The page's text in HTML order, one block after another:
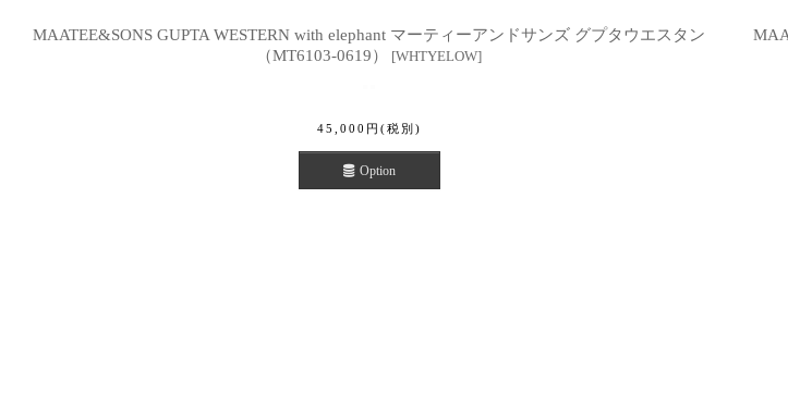
MAATEE&SONS GUPTA WESTERN with elephant マーティーアンドサンズ グプタウエスタン
（MT6103-0619）
[WHTYELOW]
45,000 円 (税別)
Option